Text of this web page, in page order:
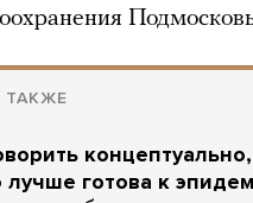
ТАКЖЕ
лучше готова к